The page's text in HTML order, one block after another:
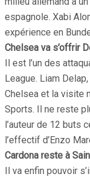
espagnole. Xabi
expérience en
Chelsea va s’offrir
Il est l’un des
League. Liam
Chelsea et la visite
Sports. Il ne reste
l’auteur de 12 buts
l’effectif d’Enzo
Cardona reste à
Il va enfin pouvoir